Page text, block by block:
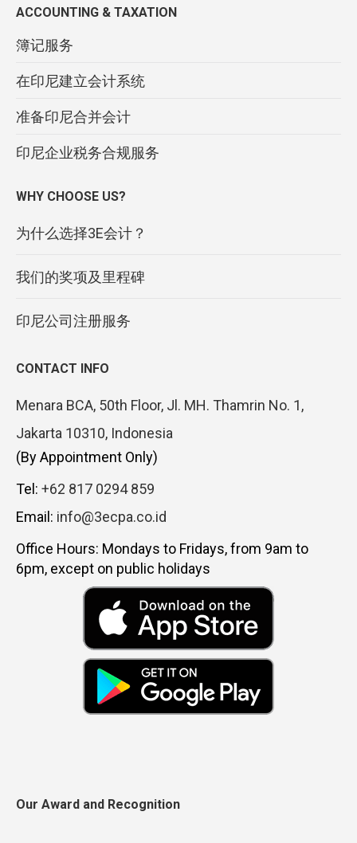
ACCOUNTING & TAXATION
簿记服务
在印尼建立会计系统
准备印尼合并会计
印尼企业税务合规服务
WHY CHOOSE US?
为什么选择3E会计？
我们的奖项及里程碑
印尼公司注册服务
CONTACT INFO
Menara BCA, 50th Floor, Jl. MH. Thamrin No. 1,
Jakarta 10310, Indonesia
(By Appointment Only)
Tel: +62 817 0294 859
Email: info@3ecpa.co.id
Office Hours: Mondays to Fridays, from 9am to
6pm, except on public holidays
Our Award and Recognition